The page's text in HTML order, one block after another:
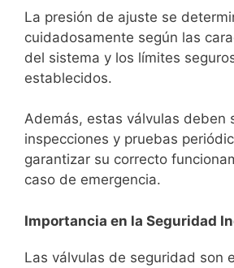
La presión de ajuste se
cuidadosamente según las
del sistema y los límites
establecidos.
Además, estas válvulas deben
inspecciones y pruebas
garantizar su correcto
caso de emergencia.
Importancia en la Seguridad
Las válvulas de seguridad son